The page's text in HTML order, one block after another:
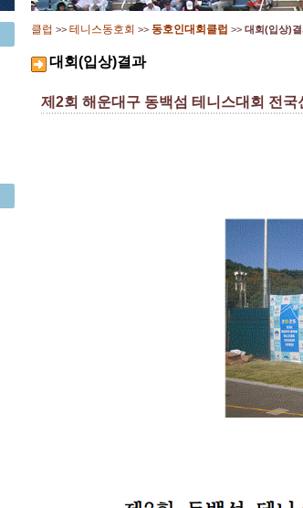
클럽 >> 테니스동호회 >> 동호인대회클럽 >> 대회(입상)
대회(입상)결과
제2회 해운대구 동백섬 테니스대회 전국